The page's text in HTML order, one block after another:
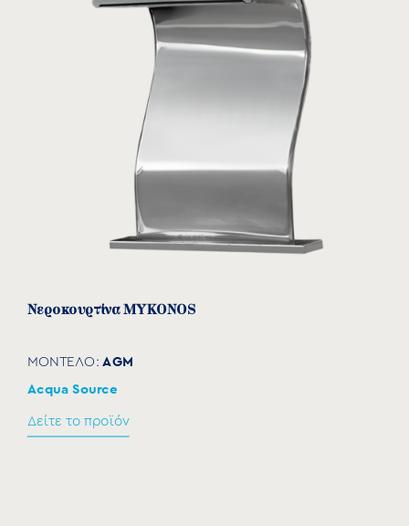
ESCI
Νεροκουρτίνα MYKONOS
ΜΟΝΤΕΛΟ:AGM
Acqua Source
Δείτε το προϊόν